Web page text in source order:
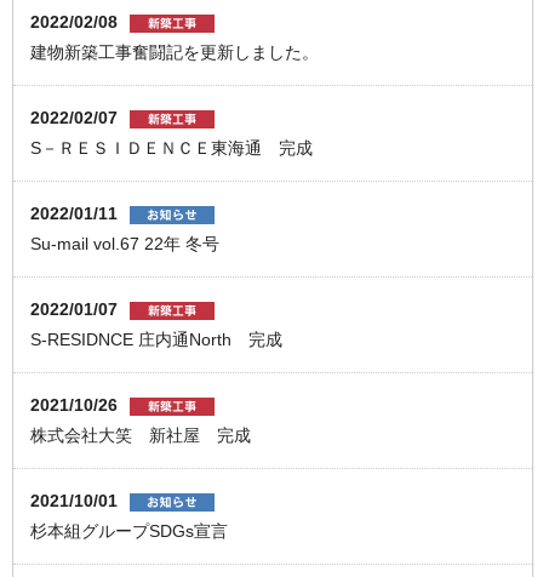
2022/02/08
建物新築工事奮闘記を更新しました。
2022/02/07
S－ＲＥＳＩＤＥＮＣＥ東海通 完成
2022/01/11
Su-mail vol.67 22年 冬号
2022/01/07
S-RESIDNCE 庄内通North 完成
2021/10/26
株式会社大笑 新社屋 完成
2021/10/01
杉本組グループSDGs宣言